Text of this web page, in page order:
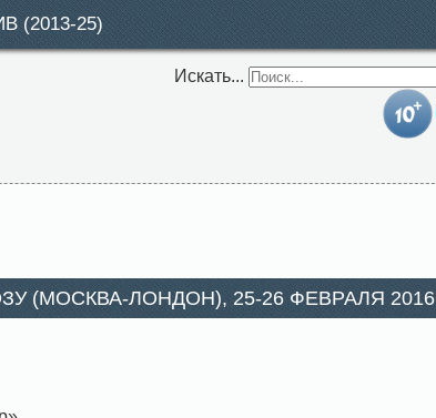
(2013-25)
Искать...
(МОСКВА-ЛОНДОН), 25-26 ФЕВРАЛЯ 2016